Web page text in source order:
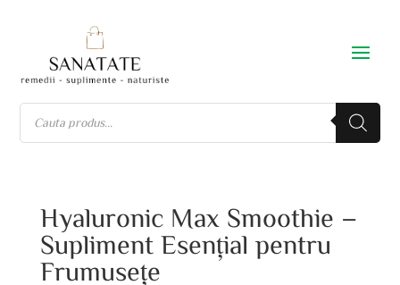
Hyaluronic Max Smoothie –
Supliment Esențial pentru
Frumusețe